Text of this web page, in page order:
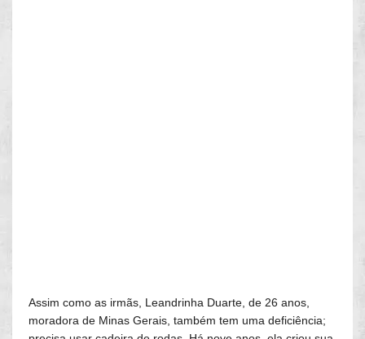
Assim como as irmãs, Leandrinha Duarte, de 26 anos,
moradora de Minas Gerais, também tem uma deficiência;